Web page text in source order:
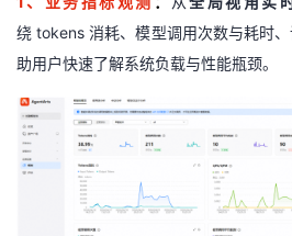
绕 tokens消耗、模型调用次数与耗时
助用户快速了解系统负载与性能瓶颈。